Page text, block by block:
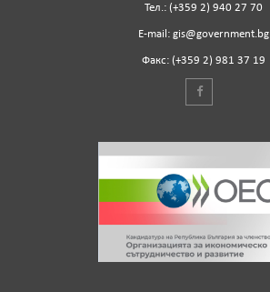
Тел.: (+359 2) 940 27 70
Е-mail: gis@government.bg
Факс: (+359 2) 981 37 19